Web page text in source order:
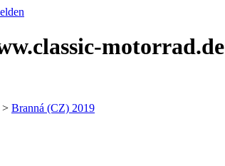
motorrad.de
> Branná (CZ) 2019